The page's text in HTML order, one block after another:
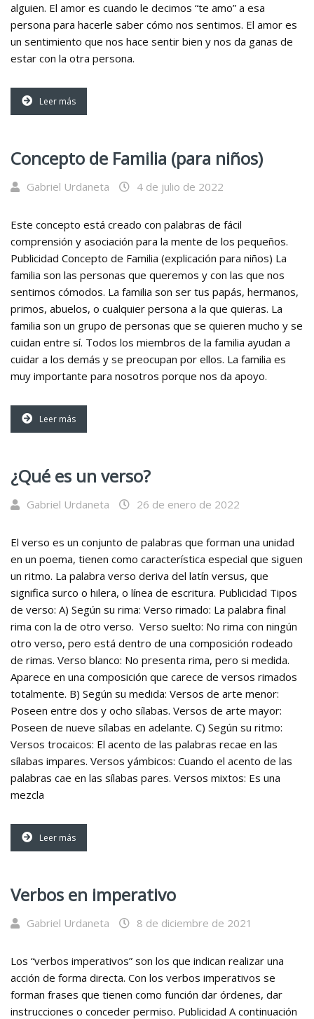
alguien. El amor es cuando le decimos “te amo” a esa
persona para hacerle saber cómo nos sentimos. El amor es
un sentimiento que nos hace sentir bien y nos da ganas de
estar con la otra persona.
Leer más
Concepto de Familia (para niños)
Gabriel Urdaneta 4 de julio de 2022
Este concepto está creado con palabras de fácil
comprensión y asociación para la mente de los pequeños.
Publicidad Concepto de Familia (explicación para niños) La
familia son las personas que queremos y con las que nos
sentimos cómodos. La familia son ser tus papás, hermanos,
primos, abuelos, o cualquier persona a la que quieras. La
familia son un grupo de personas que se quieren mucho y se
cuidan entre sí. Todos los miembros de la familia ayudan a
cuidar a los demás y se preocupan por ellos. La familia es
muy importante para nosotros porque nos da apoyo.
Leer más
¿Qué es un verso?
Gabriel Urdaneta 26 de enero de 2022
El verso es un conjunto de palabras que forman una unidad
en un poema, tienen como característica especial que siguen
un ritmo. La palabra verso deriva del latín versus, que
significa surco o hilera, o línea de escritura. Publicidad Tipos
de verso: A) Según su rima: Verso rimado: La palabra final
rima con la de otro verso. Verso suelto: No rima con ningún
otro verso, pero está dentro de una composición rodeado
de rimas. Verso blanco: No presenta rima, pero si medida.
Aparece en una composición que carece de versos rimados
totalmente. B) Según su medida: Versos de arte menor:
Poseen entre dos y ocho sílabas. Versos de arte mayor:
Poseen de nueve sílabas en adelante. C) Según su ritmo:
Versos trocaicos: El acento de las palabras recae en las
sílabas impares. Versos yámbicos: Cuando el acento de las
palabras cae en las sílabas pares. Versos mixtos: Es una
mezcla
Leer más
Verbos en imperativo
Gabriel Urdaneta 8 de diciembre de 2021
Los “verbos imperativos” son los que indican realizar una
acción de forma directa. Con los verbos imperativos se
forman frases que tienen como función dar órdenes, dar
instrucciones o conceder permiso. Publicidad A continuación